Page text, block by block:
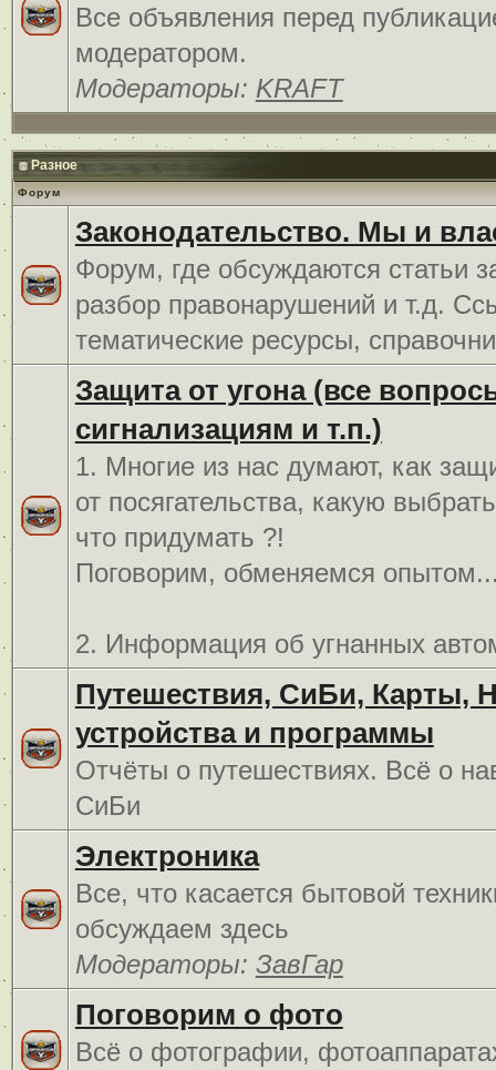
Все объявления перед
модератором.
Модераторы: KRAFT
Разное
Форум
Законодательство. Мы и
Форум, где обсуждаются статьи
разбор правонарушений и т.д.
тематические ресурсы,
Защита от угона (все
сигнализациям и т.п.)
1. Многие из нас думают, как
от посягательства, какую
что придумать ?!
Поговорим, обменяемся
2. Информация об угнанных
Путешествия, СиБи, Карты,
устройства и программы
Отчёты о путешествиях. Всё о
СиБи
Электроника
Все, что касается бытовой
обсуждаем здесь
Модераторы: ЗавГар
Поговорим о фото
Всё о фотографии,